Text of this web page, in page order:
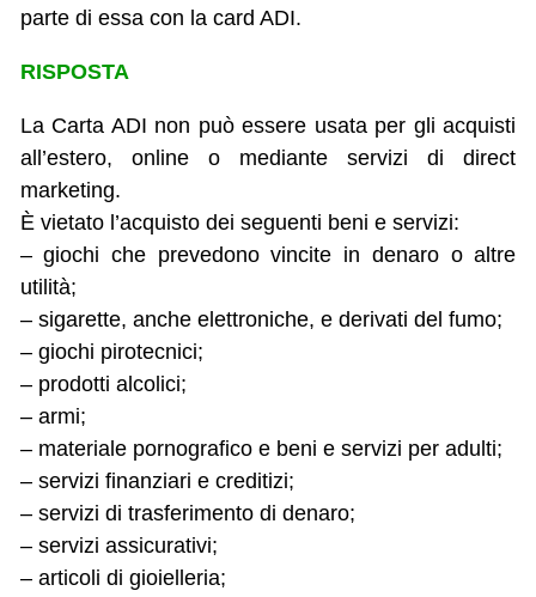
parte di essa con la card ADI.
RISPOSTA
La Carta ADI non può essere usata per gli acquisti
all’estero, online o mediante servizi di direct
marketing.
È vietato l’acquisto dei seguenti beni e servizi:
– giochi che prevedono vincite in denaro o altre
utilità;
– sigarette, anche elettroniche, e derivati del fumo;
– giochi pirotecnici;
– prodotti alcolici;
– armi;
– materiale pornografico e beni e servizi per adulti;
– servizi finanziari e creditizi;
– servizi di trasferimento di denaro;
– servizi assicurativi;
– articoli di gioielleria;